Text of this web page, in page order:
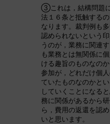
③これは，結構問題
法１６条と抵触する
なります。裁判例も
認められないという
うのが，業務に関連
も業務とは無関係に
ける趣旨のものなの
参加が，どれだけ個
ていたものなのかと
していくことになる
務に関係があるから
ら，費用の返還を認
いと思います。